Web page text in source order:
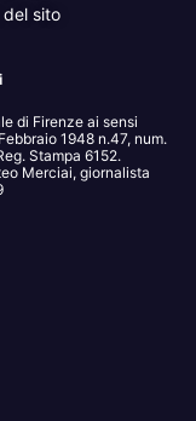
sito
di Firenze ai sensi
1948 n.47, num.
Stampa 6152.
Merciai, giornalista